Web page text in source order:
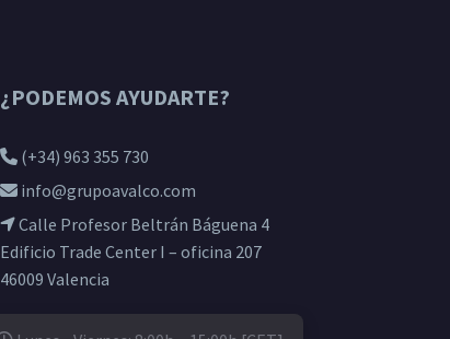
¿PODEMOS AYUDARTE?
(+34) 963 355 730
info@grupoavalco.com
Calle Profesor Beltrán Báguena 4
Edificio Trade Center I – oficina 207
46009 Valencia